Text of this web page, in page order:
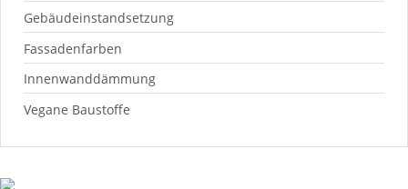
Gebäudeinstandsetzung
Fassadenfarben
Innenwanddämmung
Vegane Baustoffe